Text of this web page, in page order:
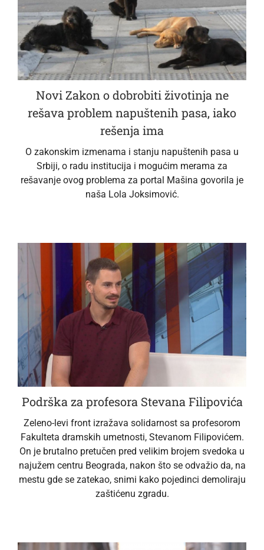
Novi Zakon o dobrobiti životinja ne
rešava problem napuštenih pasa, iako
rešenja ima
O zakonskim izmenama i stanju napuštenih pasa u
Srbiji, o radu institucija i mogućim merama za
rešavanje ovog problema za portal Mašina govorila je
naša Lola Joksimović.
Podrška za profesora Stevana Filipovića
Zeleno-levi front izražava solidarnost sa profesorom
Fakulteta dramskih umetnosti, Stevanom Filipovićem.
On je brutalno pretučen pred velikim brojem svedoka u
najužem centru Beograda, nakon što se odvažio da, na
mestu gde se zatekao, snimi kako pojedinci demoliraju
zaštićenu zgradu.